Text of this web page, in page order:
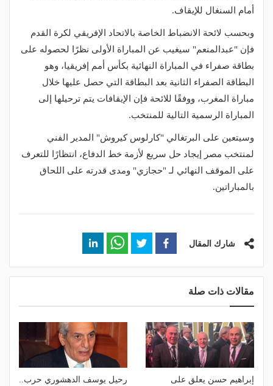
أمام السنغال للإيقاف.
وبحسب لائحة الانضباط الخاصة بالاتحاد الإفريقي لكرة القدم
فإن "عبدالمنعم" سيغيب عن المباراة الأولى نظرًا لحصوله على
بطاقة صفراء في المباراة النهائية بكأس أمم إفريقيا، وهو
البطاقة الصفراء الثانية بعد البطاقة التي حصل عليها خلال
مباراة المغرب، ووفقًا للائحة فإن الإيقافات يتم ترحيلها إلى
المباراة الرسمية التالية للمنتخب.
وسيتعين على البرتغالي "كارلوس كيروش" المدير الفني
لمنتخب مصر إيجاد حل سريع لأزمة خط الدفاع، انتظارًا للتعرف
على الموقف النهائي لـ "حجازي" ومدى قدرته على اللحاق
بالمباراتين.
شارك المقال
مقالات ذات صلة
إبراهيم حسن يعلق على
رحيل يوسف الدهشوري حرب..